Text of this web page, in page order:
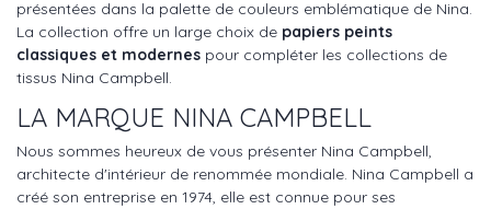
présentées dans la palette de couleurs emblématique de Nina.
La collection offre un large choix de papiers peints
classiques et modernes pour compléter les collections de
tissus Nina Campbell.
LA MARQUE NINA CAMPBELL
Nous sommes heureux de vous présenter Nina Campbell,
architecte d'intérieur de renommée mondiale. Nina Campbell a
créé son entreprise en 1974, elle est connue pour ses